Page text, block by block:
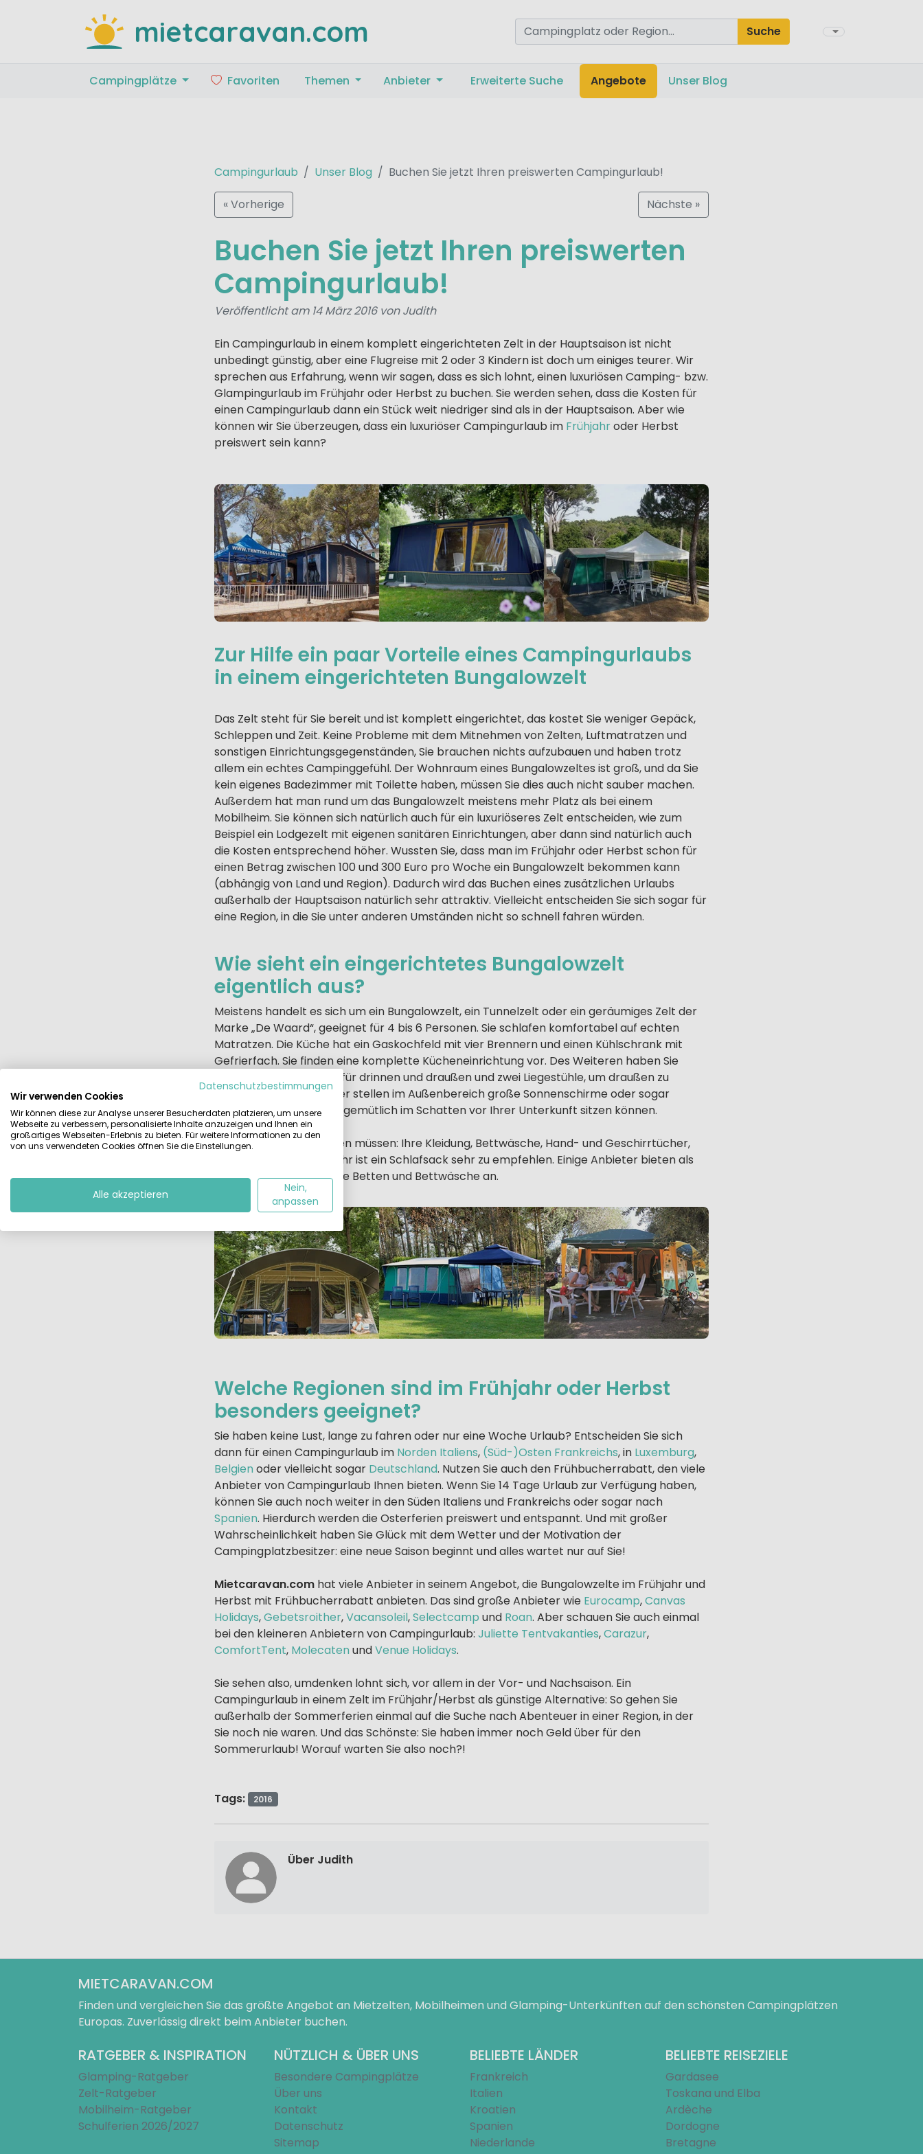
mietcaravan.com Suche
Campingplätze Favoriten Themen Anbieter Erweiterte Suche Angebote Unser Blog
Campingurlaub Unser Blog Buchen Sie jetzt Ihren preiswerten Campingurlaub!
« Vorherige Nächste »
Buchen Sie jetzt Ihren preiswerten
Campingurlaub!
Veröffentlicht am 14 März 2016 von Judith
Ein Campingurlaub in einem komplett eingerichteten Zelt in der Hauptsaison ist nicht
unbedingt günstig, aber eine Flugreise mit 2 oder 3 Kindern ist doch um einiges teurer. Wir
sprechen aus Erfahrung, wenn wir sagen, dass es sich lohnt, einen luxuriösen Camping- bzw.
Glampingurlaub im Frühjahr oder Herbst zu buchen. Sie werden sehen, dass die Kosten für
einen Campingurlaub dann ein Stück weit niedriger sind als in der Hauptsaison. Aber wie
können wir Sie überzeugen, dass ein luxuriöser Campingurlaub im Frühjahroder Herbst
preiswert sein kann?
Zur Hilfe ein paar Vorteile eines Campingurlaubs
in einem eingerichteten Bungalowzelt
Das Zelt steht für Sie bereit und ist komplett eingerichtet, das kostet Sie weniger Gepäck,
Schleppen und Zeit. Keine Probleme mit dem Mitnehmen von Zelten, Luftmatratzen und
sonstigen Einrichtungsgegenständen, Sie brauchen nichts aufzubauen und haben trotz
allem ein echtes Campinggefühl. Der Wohnraum eines Bungalowzeltes ist groß, und da Sie
kein eigenes Badezimmer mit Toilette haben, müssen Sie dies auch nicht sauber machen.
Außerdem hat man rund um das Bungalowzelt meistens mehr Platz als bei einem
Mobilheim. Sie können sich natürlich auch für ein luxuriöseres Zelt entscheiden, wie zum
Beispiel ein Lodgezelt mit eigenen sanitären Einrichtungen, aber dann sind natürlich auch
die Kosten entsprechend höher. Wussten Sie, dass man im Frühjahr oder Herbst schon für
einen Betrag zwischen 100 und 300 Euro pro Woche ein Bungalowzelt bekommen kann
(abhängig von Land und Region). Dadurch wird das Buchen eines zusätzlichen Urlaubs
außerhalb der Hauptsaison natürlich sehr attraktiv. Vielleicht entscheiden Sie sich sogar für
eine Region, in die Sie unter anderen Umständen nicht so schnell fahren würden.
Wie sieht ein eingerichtetes Bungalowzelt
eigentlich aus?
Meistens handelt es sich um ein Bungalowzelt, ein Tunnelzelt oder ein geräumiges Zelt der
Marke „De Waard“, geeignet für 4 bis 6 Personen. Sie schlafen komfortabel auf echten
Matratzen. Die Küche hat ein Gaskochfeld mit vier Brennern und einen Kühlschrank mit
Gefrierfach. Sie finden eine komplette Kücheneinrichtung vor. Des Weiteren haben Sie
einen Tisch mit Stühlen für drinnen und draußen und zwei Liegestühle, um draußen zu
relaxen. Diverse Anbieter stellen im Außenbereich große Sonnenschirme oder sogar
Pavillons auf, sodass Sie gemütlich im Schatten vor Ihrer Unterkunft sitzen können.
Was Sie noch mitnehmen müssen: Ihre Kleidung, Bettwäsche, Hand- und Geschirrtücher,
Bettlaken und im Frühjahr ist ein Schlafsack sehr zu empfehlen. Einige Anbieter bieten als
Service schon gemachte Betten und Bettwäsche an.
Welche Regionen sind im Frühjahr oder Herbst
besonders geeignet?
Sie haben keine Lust, lange zu fahren oder nur eine Woche Urlaub? Entscheiden Sie sich
dann für einen Campingurlaub im Norden Italiens, (Süd-)Osten Frankreichs, in Luxemburg,
Belgien oder vielleicht sogar Deutschland. Nutzen Sie auch den Frühbucherrabatt, den viele
Anbieter von Campingurlaub Ihnen bieten. Wenn Sie 14 Tage Urlaub zur Verfügung haben,
können Sie auch noch weiter in den Süden Italiens und Frankreichs oder sogar nach
Spanien. Hierdurch werden die Osterferien preiswert und entspannt. Und mit großer
Wahrscheinlichkeit haben Sie Glück mit dem Wetter und der Motivation der
Campingplatzbesitzer: eine neue Saison beginnt und alles wartet nur auf Sie!
Mietcaravan.com hat viele Anbieter in seinem Angebot, die Bungalowzelte im Frühjahr und
Herbst mit Frühbucherrabatt anbieten. Das sind große Anbieter wie Eurocamp,Canvas
Holidays,Gebetsroither,Vacansoleil,Selectcamp und Roan. Aber schauen Sie auch einmal
bei den kleineren Anbietern von Campingurlaub: Juliette Tentvakanties,Carazur,
ComfortTent, Molecaten undVenue Holidays.
Sie sehen also, umdenken lohnt sich, vor allem in der Vor- und Nachsaison. Ein
Campingurlaub in einem Zelt im Frühjahr/Herbst als günstige Alternative: So gehen Sie
außerhalb der Sommerferien einmal auf die Suche nach Abenteuer in einer Region, in der
Sie noch nie waren. Und das Schönste: Sie haben immer noch Geld über für den
Sommerurlaub! Worauf warten Sie also noch?!
Tags: 2016
Über Judith
MIETCARAVAN.COM
Finden und vergleichen Sie das größte Angebot an Mietzelten, Mobilheimen und Glamping-Unterkünften auf den schönsten Campingplätzen
Europas. Zuverlässig direkt beim Anbieter buchen.
RATGEBER & INSPIRATION
Glamping-Ratgeber
Zelt-Ratgeber
Mobilheim-Ratgeber
Schulferien 2026/2027
NÜTZLICH & ÜBER UNS
Besondere Campingplätze
Über uns
Kontakt
Datenschutz
Sitemap
BELIEBTE LÄNDER
Frankreich
Italien
Kroatien
Spanien
Niederlande
BELIEBTE REISEZIELE
Gardasee
Toskana und Elba
Ardèche
Dordogne
Bretagne
Datenschutzbestimmungen
Wir verwenden Cookies
Wir können diese zur Analyse unserer Besucherdaten platzieren, um unsere
Webseite zu verbessern, personalisierte Inhalte anzuzeigen und Ihnen ein
großartiges Webseiten-Erlebnis zu bieten. Für weitere Informationen zu den
von uns verwendeten Cookies öffnen Sie die Einstellungen.
Alle akzeptieren
Nein,
anpassen